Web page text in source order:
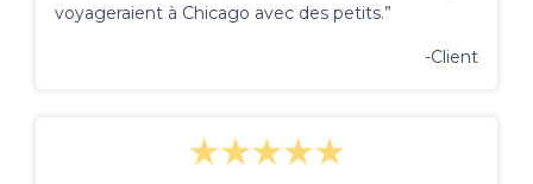
voyageraient à Chicago avec des petits.”
-Client